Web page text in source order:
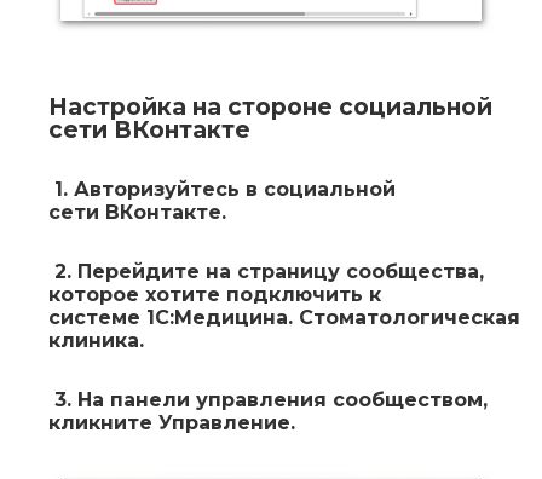
Настройка на стороне социальной
сети ВКонтакте
1. Авторизуйтесь в социальной
сети ВКонтакте.
2. Перейдите на страницу сообщества,
которое хотите подключить к
системе 1С:Медицина. Стоматологическая
клиника.
3. На панели управления сообществом,
кликните Управление.